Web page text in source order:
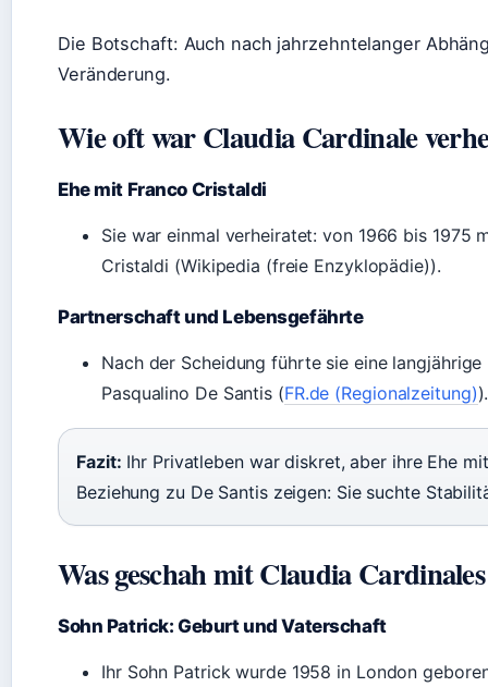
Die Botschaft: Auch nach jahrzehntelanger
Veränderung.
Wie oft war Claudia Cardinale
Ehe mit Franco Cristaldi
Sie war einmal verheiratet: von 1966 bis 1975
Cristaldi (Wikipedia (freie Enzyklopädie)).
Partnerschaft und Lebensgefährte
Nach der Scheidung führte sie eine
Pasqualino De Santis (FR.de (Regionalzeitung)).
Fazit: Ihr Privatleben war diskret, aber ihre Ehe
Beziehung zu De Santis zeigen: Sie suchte
Was geschah mit Claudia
Sohn Patrick: Geburt und Vaterschaft
Ihr Sohn Patrick wurde 1958 in London